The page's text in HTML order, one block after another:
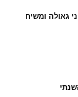
גאולה ומשיח